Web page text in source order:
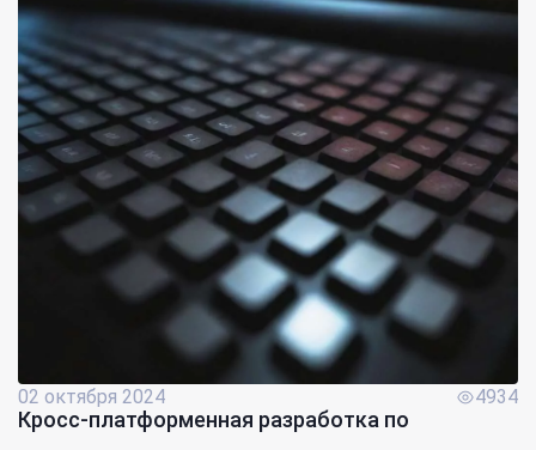
02 октября 2024 4934
Кросс-платформенная разработка по